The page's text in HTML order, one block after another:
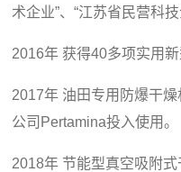
术企业”、“江苏省民营科技
2016年 获得40多项实用新
2017年 油田专用防爆干
公司Pertamina投入使用。
2018年 节能型真空吸附式